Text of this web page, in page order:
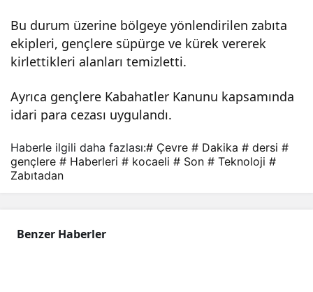
Bu durum üzerine bölgeye yönlendirilen zabıta
ekipleri, gençlere süpürge ve kürek vererek
kirlettikleri alanları temizletti.
Ayrıca gençlere Kabahatler Kanunu kapsamında
idari para cezası uygulandı.
i –
Daki
ka
erler
Haberle ilgili daha fazlası:# Çevre # Dakika # dersi #
gençlere # Haberleri # kocaeli # Son # Teknoloji #
Zabıtadan
Benzer Haberler